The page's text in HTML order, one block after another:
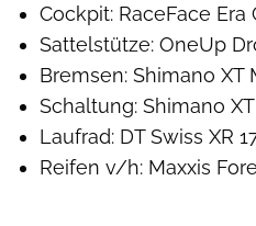
Cockpit: RaceFace
Sattelstütze: OneUp
Bremsen: Shimano XT
Schaltung: Shimano
Laufrad: DT Swiss XR
Reifen v/h: Maxxis